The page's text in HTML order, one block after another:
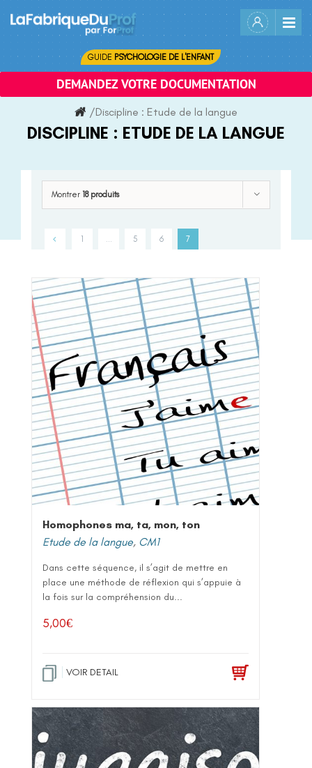
content
GUIDE PSYCHOLOGIE DE L'ENFANT
DEMANDEZ VOTRE DOCUMENTATION
/Discipline : Etude de la langue
DISCIPLINE : ETUDE DE LA LANGUE
Montrer 18 produits
1 5 6 7
Homophones ma, ta, mon, ton
Etude de la langue, CM1
Dans cette séquence, il s’agit de mettre en
place une méthode de réflexion qui s’appuie à
la fois sur la compréhension du...
5,00€
VOIR DETAIL